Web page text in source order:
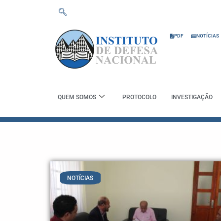
PDF NOTÍCIAS
QUEM SOMOS PROTOCOLO INVESTIGAÇÃO
NOTÍCIAS